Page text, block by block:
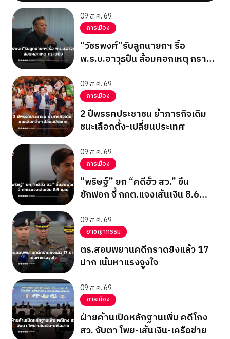
09 ส.ค. 69
การเมือง
“วัชรพงศ์”รับลูกนายกฯ รื้อ
พ.ร.บ.อาวุธปืน ล้อมคอกเหตุ กราด
09 ส.ค. 69
การเมือง
2 ปีพรรคประชาชน ย้ำภารกิจเดิม
ชนะเลือกตั้ง-เปลี่ยนประเทศ
09 ส.ค. 69
การเมือง
“พริษฐ์” ยก “คดีฮั้ว สว.” ขึ้น
ซักฟอก จี้ กกต.แจงเส้นเงิน 8.6
09 ส.ค. 69
อาชญากรรม
ตร.สอบพยานคดีกราดยิงแล้ว 17
ปาก เน้นหาแรงจูงใจ
09 ส.ค. 69
การเมือง
ฝ่ายค้านเปิดหลักฐานเพิ่ม คดีโกง
สว. จับตา โพย-เส้นเงิน-เครือข่าย